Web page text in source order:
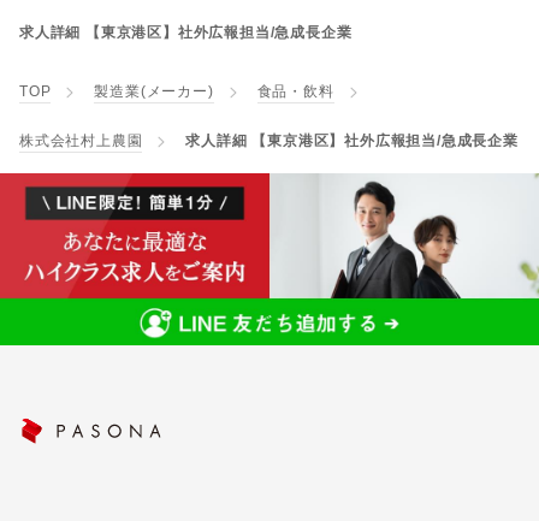
求人詳細 【東京港区】社外広報担当/急成長企業
TOP 製造業(メーカー) 食品・飲料
株式会社村上農園 求人詳細 【東京港区】社外広報担当/急成長企業